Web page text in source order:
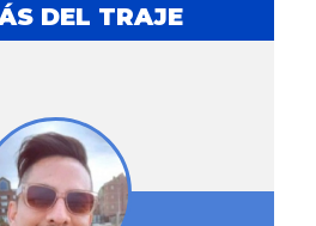
DEL TRAJE